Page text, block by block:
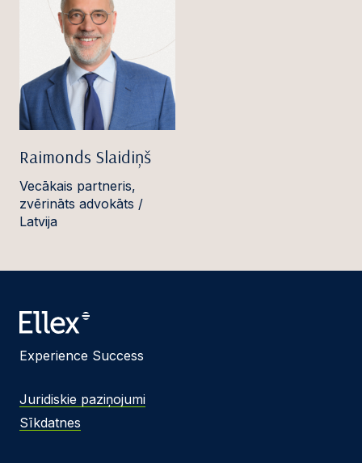
Raimonds Slaidiņš
Vecākais partneris,
zvērināts advokāts /
Latvija
Experience Success
Juridiskie paziņojumi
Sīkdatnes